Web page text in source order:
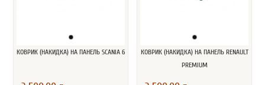
КОВРИК (НАКИДКА) НА ПАНЕЛЬ SCANIA 6
КОВРИК (НАКИДКА) НА ПАНЕЛЬ RENAULT
PREMIUM